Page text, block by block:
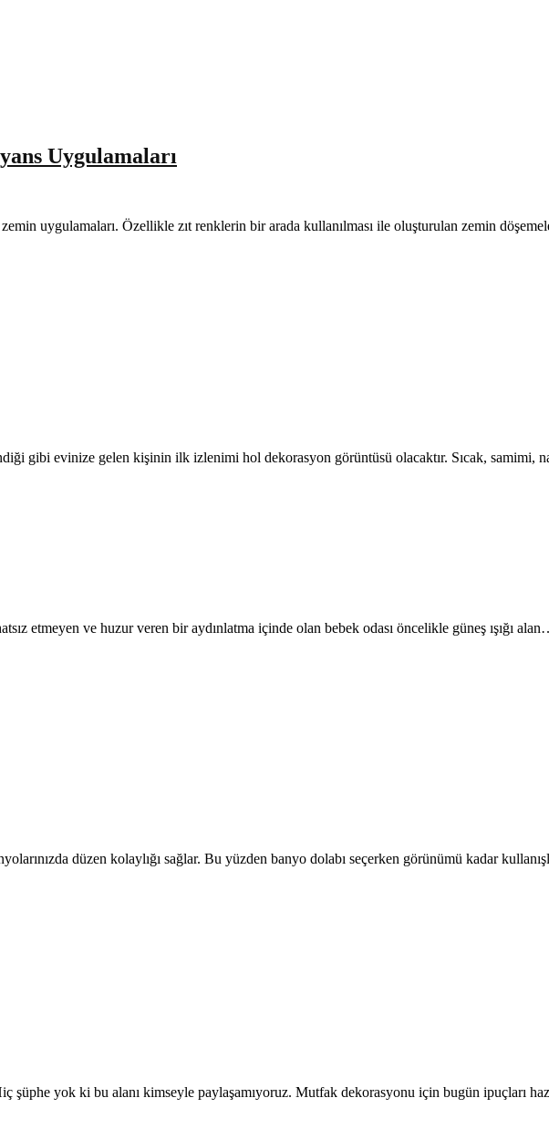
Uygulamaları
uygulamaları. Özellikle zıt renklerin bir arada kullanılması ile oluşturulan zemin
gibi evinize gelen kişinin ilk izlenimi hol dekorasyon görüntüsü olacaktır. Sıcak, samimi,
etmeyen ve huzur veren bir aydınlatma içinde olan bebek odası öncelikle güneş ışığı
düzen kolaylığı sağlar. Bu yüzden banyo dolabı seçerken görünümü kadar
şüphe yok ki bu alanı kimseyle paylaşamıyoruz. Mutfak dekorasyonu için bugün ipuçları